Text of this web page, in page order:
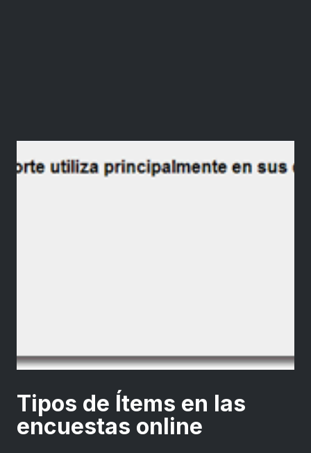
Tipos de Ítems en las
encuestas online